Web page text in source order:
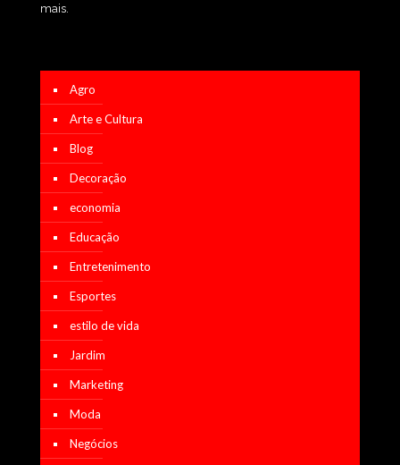
mais.
Agro
Arte e Cultura
Blog
Decoração
economia
Educação
Entretenimento
Esportes
estilo de vida
Jardim
Marketing
Moda
Negócios